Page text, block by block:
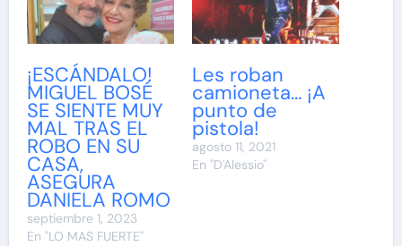
¡ESCÁNDALO!
MIGUEL BOSÉ
SE SIENTE MUY
MAL TRAS EL
ROBO EN SU
CASA,
ASEGURA
DANIELA ROMO
septiembre 1, 2023
En "LO MAS FUERTE"
Les roban
camioneta… ¡A
punto de
pistola!
agosto 11, 2021
En "D'Alessio"